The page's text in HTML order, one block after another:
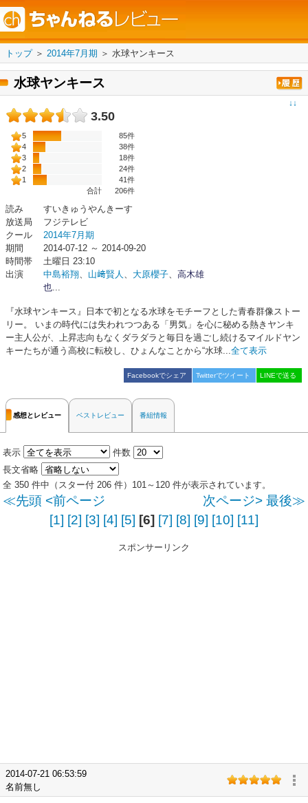
トップ＞ 2014年7月期 ＞ 水球ヤンキース
水球ヤンキース
↓↓
3.50
5
85件
4
38件
3
18件
2
24件
1
41件
合計
206件
読み
すいきゅうやんきーす
放送局
フジテレビ
クール
2014年7月期
期間
2014-07-12 ～ 2014-09-20
時間帯
土曜日 23:10
出演
中島裕翔、 山﨑賢人 、 大原櫻子、 高木雄
也...
『水球ヤンキース』日本で初となる水球をモチーフとした青春群像ストー
リー。 いまの時代には失われつつある「男気」を心に秘める熱きヤンキ
ー主人公が、上昇志向もなくダラダラと毎日を過ごし続けるマイルドヤン
キーたちが通う高校に転校し、ひょんなことから“水球...全て表示
Facebookでシェア Twitterでツイート LINEで送る
感想とレビュー ベストレビュー 番組情報
表示
件数
長文省略
全 350 件中（スター付 206 件）101～120 件が表示されています。
≪先頭 <前ページ 次ページ> 最後≫
[1] [2] [3] [4] [5] [6] [7] [8] [9] [10] [11]
スポンサーリンク
2014-07-21 06:53:59
名前無し